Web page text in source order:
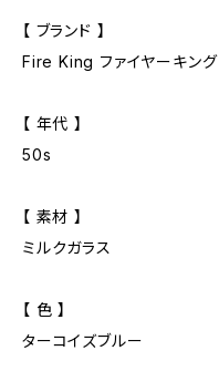
【 ブランド 】
Fire King ファイヤーキング
【 年代 】
50s
【 素材 】
ミルクガラス
【 色 】
ターコイズブルー